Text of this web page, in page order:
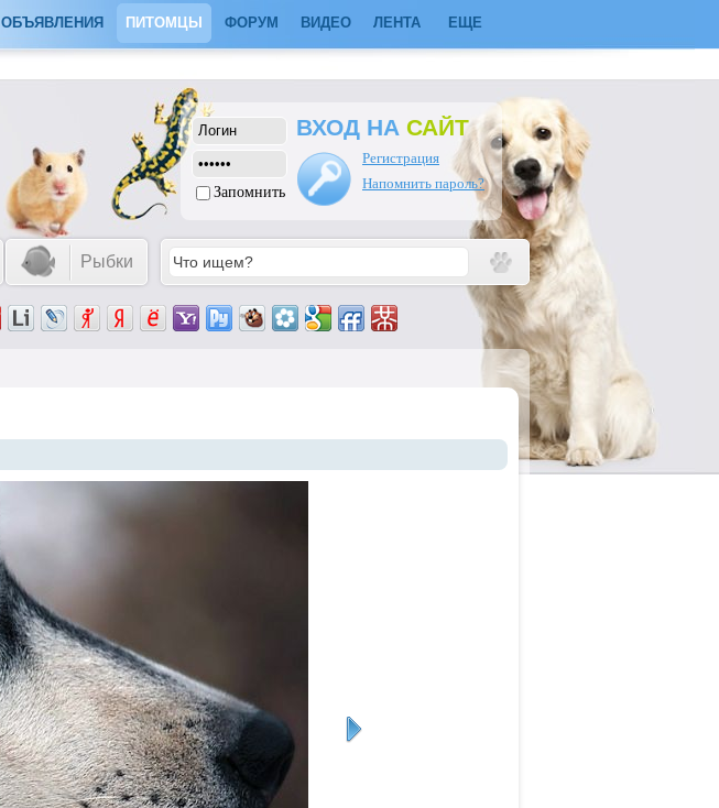
ОБЪЯВЛЕНИЯ ПИТОМЦЫ ФОРУМ ВИДЕО ЛЕНТА ЕЩЕ
Запомнить
ВХОД НА САЙТ
Регистрация
Напомнить пароль?
Рыбки